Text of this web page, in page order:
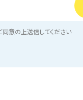
同意の上送信してください